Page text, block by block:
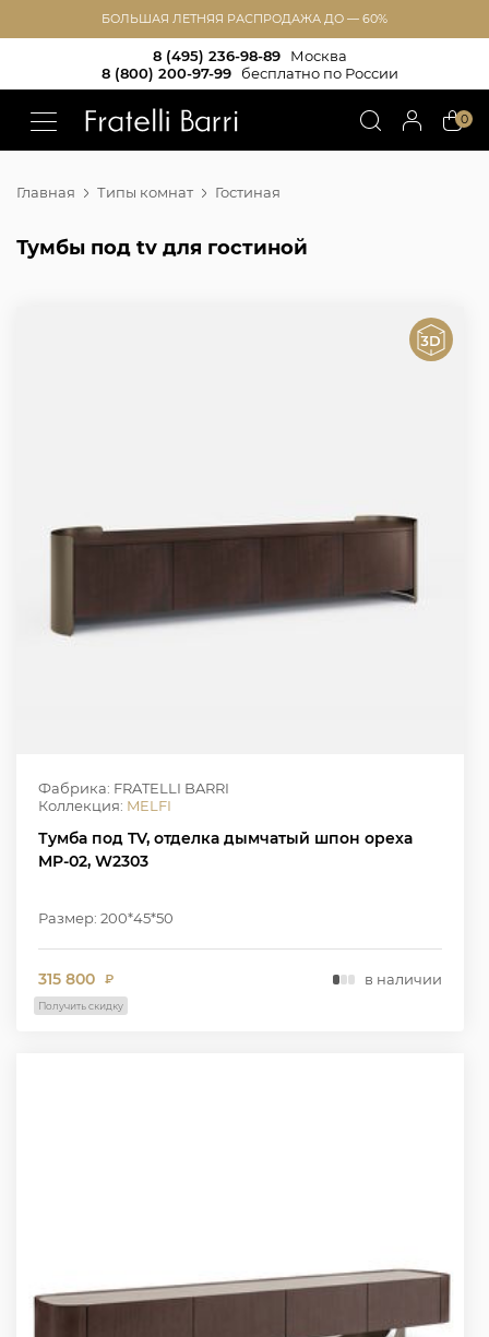
БОЛЬШАЯ ЛЕТНЯЯ РАСПРОДАЖА ДО — 60%
8 (495) 236-98-89
Москва
8 (800) 200-97-99
бесплатно по России
0
Главная Типы комнат Гостиная
Тумбы под tv для гостиной
Фабрика: FRATELLI BARRI
Коллекция: MELFI
Тумба под TV, отделка дымчатый шпон ореха
MP-02, W2303
Размер: 200*45*50
315 800 ₽ в наличии
Получить скидку